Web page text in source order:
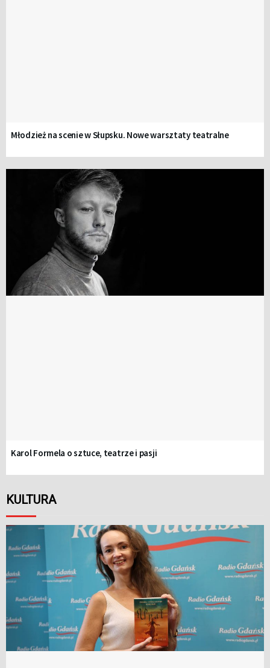
Młodzież na scenie w Słupsku. Nowe warsztaty teatralne
Karol Formela o sztuce, teatrze i pasji
KULTURA